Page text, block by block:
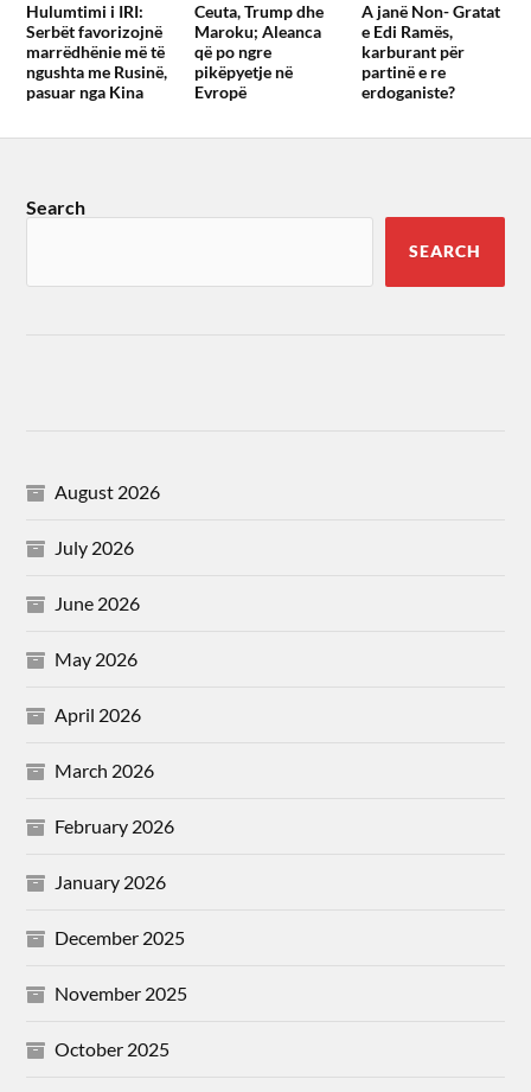
Hulumtimi i IRI:
Serbët favorizojnë
marrëdhënie më të
ngushta me Rusinë,
pasuar nga Kina
Ceuta, Trump dhe
Maroku; Aleanca
që po ngre
pikëpyetje në
Evropë
A janë Non- Gratat
e Edi Ramës,
karburant për
partinë e re
erdoganiste?
Search
SEARCH
August 2026
July 2026
June 2026
May 2026
April 2026
March 2026
February 2026
January 2026
December 2025
November 2025
October 2025